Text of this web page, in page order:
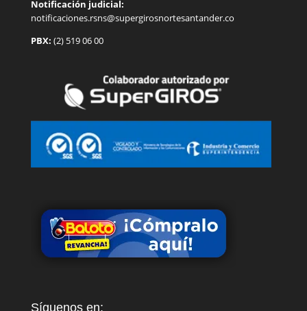
Notificación judicial:
notificaciones.rsns@supergirosnortesantander.co
PBX: (2) 519 06 00
Síguenos en: